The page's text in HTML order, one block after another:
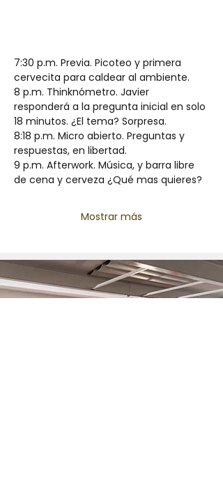
7:30 p.m. Previa. Picoteo y primera
cervecita para caldear al ambiente.
8 p.m. Thinknómetro. Javier
responderá a la pregunta inicial en solo
18 minutos. ¿El tema? Sorpresa.
8:18 p.m. Micro abierto. Preguntas y
respuestas, en libertad.
9 p.m. Afterwork. Música, y barra libre
de cena y cerveza ¿Qué mas quieres?
Mostrar más